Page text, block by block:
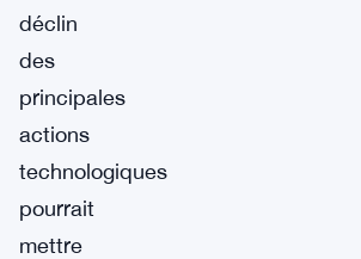
déclin
des
principales
actions
technologiques
pourrait
mettre